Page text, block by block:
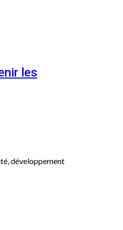
les
développement